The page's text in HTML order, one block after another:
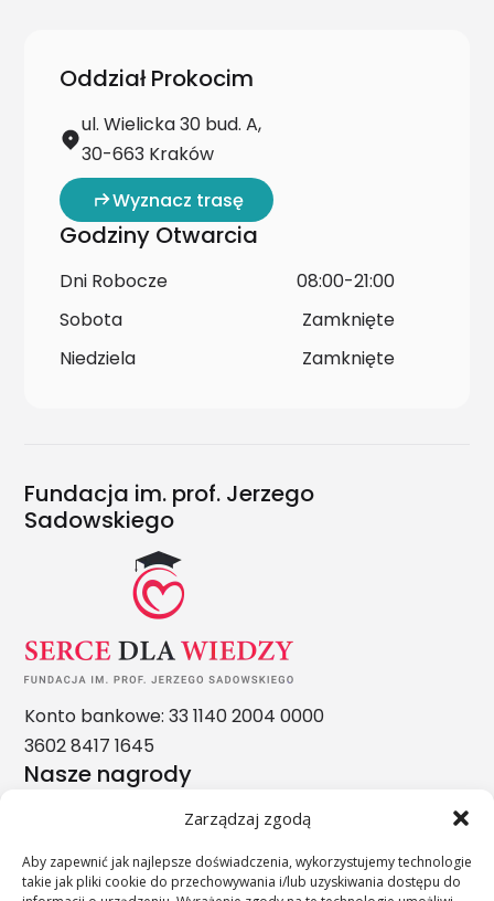
Zarządzaj zgodą
Aby zapewnić jak najlepsze doświadczenia, wykorzystujemy technologie
takie jak pliki cookie do przechowywania i/lub uzyskiwania dostępu do
Oddział Prokocim
ul. Wielicka 30 bud. A,
30-663 Kraków
Wyznacz trasę
Godziny Otwarcia
Dni Robocze
08:00-21:00
Sobota
Zamknięte
Niedziela
Zamknięte
Fundacja im. prof. Jerzego
Sadowskiego
Konto bankowe: 33 1140 2004 0000
3602 8417 1645
Nasze nagrody